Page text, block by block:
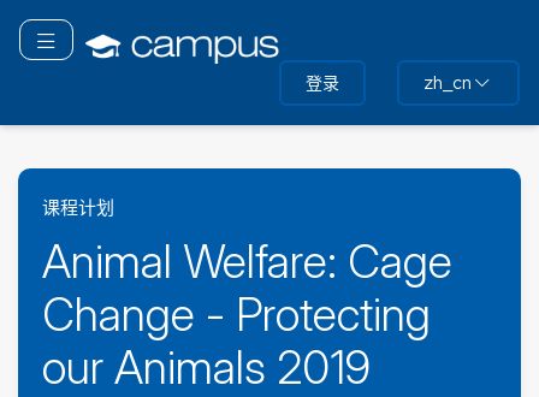
切换导航
登录 zh_cn
课程计划
Animal Welfare: Cage
Change - Protecting
our Animals 2019